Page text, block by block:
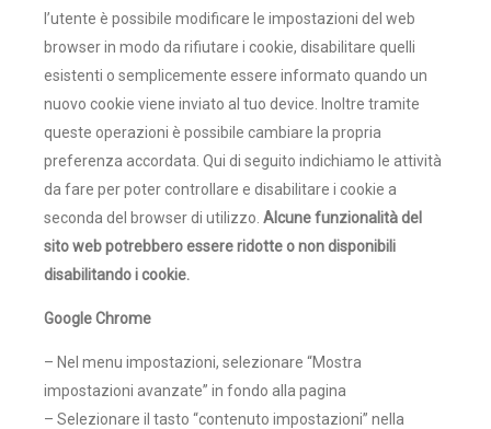
l’utente è possibile modificare le impostazioni del web
browser in modo da rifiutare i cookie, disabilitare quelli
esistenti o semplicemente essere informato quando un
nuovo cookie viene inviato al tuo device. Inoltre tramite
queste operazioni è possibile cambiare la propria
preferenza accordata. Qui di seguito indichiamo le attività
da fare per poter controllare e disabilitare i cookie a
seconda del browser di utilizzo. Alcune funzionalità del
sito web potrebbero essere ridotte o non disponibili
disabilitando i cookie.
Google Chrome
– Nel menu impostazioni, selezionare “Mostra
impostazioni avanzate” in fondo alla pagina
– Selezionare il tasto “contenuto impostazioni” nella